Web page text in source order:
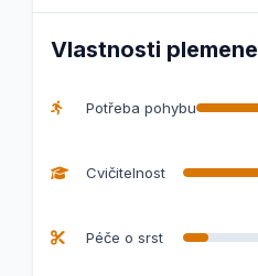
Vlastnosti plemene
Potřeba pohybu
Cvičitelnost
Péče o srst